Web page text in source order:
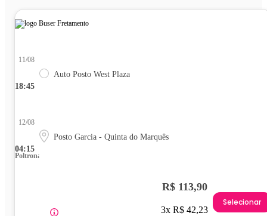
18:45
11/08
Auto Posto West Plaza
04:15
12/08
Posto Garcia - Quinta do Marquês
Poltrona
R$ 113,90
3x R$ 42,23
Selecionar